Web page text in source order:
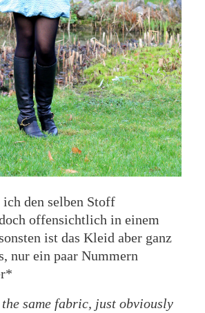
den selben Stoff
offensichtlich in einem
ist das Kleid aber ganz
nur ein paar Nummern
same fabric, just obviously